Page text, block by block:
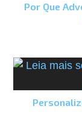
Por Que